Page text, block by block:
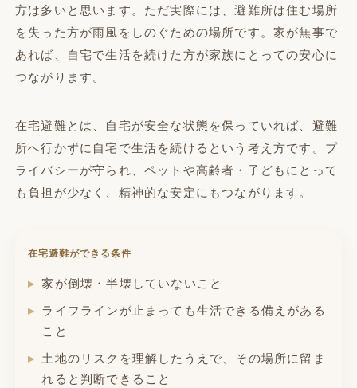
方は多いと思います。ただ実際には、避難所は住む場所
を失った方が雨風をしのぐための場所です。家が無事で
あれば、自宅で生活を続けた方が家族にとっての安心に
つながります。
在宅避難とは、自宅が安全な状態を保っていれば、避難
所へ行かずに自宅で生活を続けるという考え方です。プ
ライバシーが守られ、ペットや高齢者・子どもにとって
も負担が少なく、精神的な安定にもつながります。
在宅避難ができる条件
家が倒壊・半壊していないこと
ライフラインが止まっても生活できる備えがある
こと
土地のリスクを理解したうえで、その場所に留ま
れると判断できること